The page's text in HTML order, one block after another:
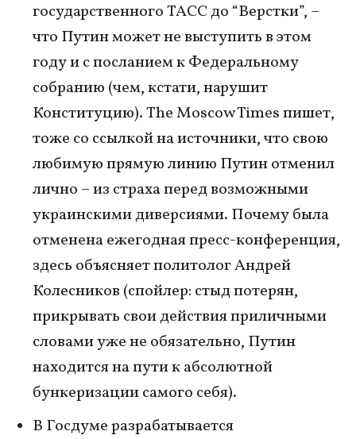
государственного ТАСС до “Верстки”, –
что Путин может не выступить в этом
году и с посланием к Федеральному
собранию (чем, кстати, нарушит
Конституцию). The Moscow Times пишет,
тоже со ссылкой на источники, что свою
любимую прямую линию Путин отменил
лично – из страха перед возможными
украинскими диверсиями. Почему была
отменена ежегодная пресс-конференция,
здесь объясняет политолог Андрей
Колесников (спойлер: стыд потерян,
прикрывать свои действия приличными
словами уже не обязательно, Путин
находится на пути к абсолютной
бункеризации самого себя).
В Госдуме разрабатывается